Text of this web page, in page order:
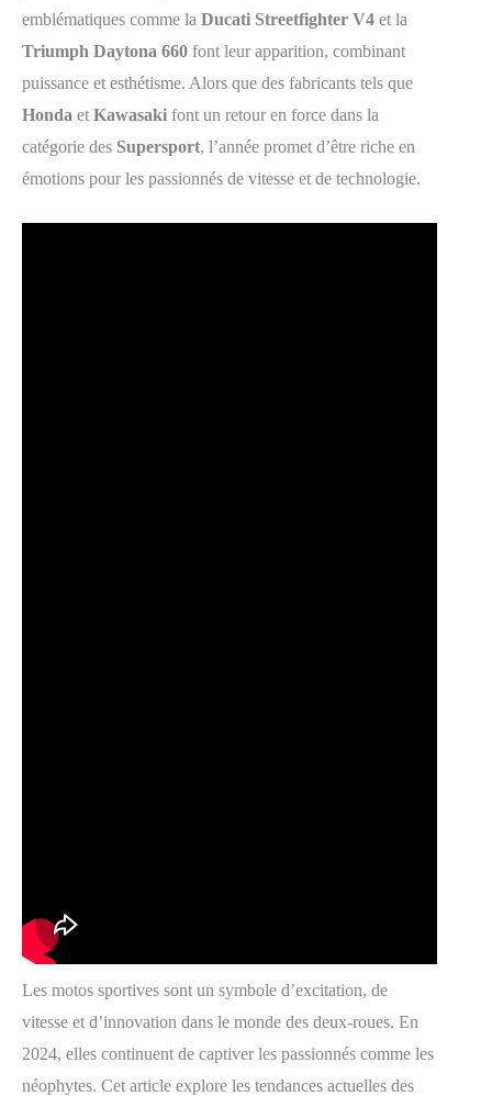
emblématiques comme la Ducati Streetfighter V4 et la
Triumph Daytona 660 font leur apparition, combinant
puissance et esthétisme. Alors que des fabricants tels que
Honda et Kawasaki font un retour en force dans la
catégorie des Supersport, l’année promet d’être riche en
émotions pour les passionnés de vitesse et de technologie.
Les motos sportives sont un symbole d’excitation, de
vitesse et d’innovation dans le monde des deux-roues. En
2024, elles continuent de captiver les passionnés comme les
néophytes. Cet article explore les tendances actuelles des